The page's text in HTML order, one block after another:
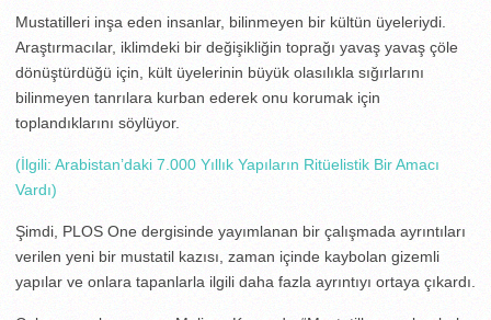
Mustatilleri inşa eden insanlar, bilinmeyen bir kültün üyeleriydi.
Araştırmacılar, iklimdeki bir değişikliğin toprağı yavaş yavaş çöle
dönüştürdüğü için, kült üyelerinin büyük olasılıkla sığırlarını
bilinmeyen tanrılara kurban ederek onu korumak için
toplandıklarını söylüyor.
(İlgili: Arabistan’daki 7.000 Yıllık Yapıların Ritüelistik Bir Amacı
Vardı)
Şimdi, PLOS One dergisinde yayımlanan bir çalışmada ayrıntıları
verilen yeni bir mustatil kazısı, zaman içinde kaybolan gizemli
yapılar ve onlara tapanlarla ilgili daha fazla ayrıntıyı ortaya çıkardı.